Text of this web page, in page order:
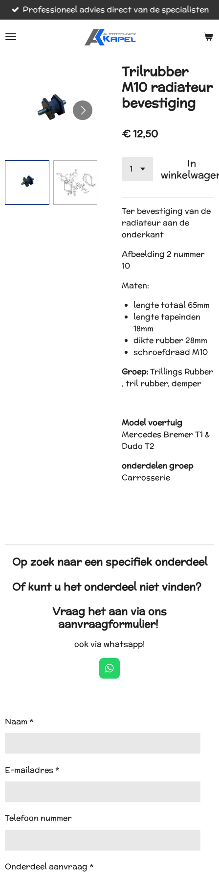
Ga
direct
naar
Professioneel advies direct van de specialisten
Trilrubber
M10 radiateur
bevestiging
€ 12,50
In
Ter bevestiging van de
radiateur aan de
onderkant
Afbeelding 2 nummer
10
Maten:
lengte totaal 65mm
lengte tapeinden
18mm
dikte rubber 28mm
schroefdraad M10
Groep:Trillings Rubber
, tril rubber, demper
Model voertuig
Mercedes Bremer T1 &
Dudo T2
onderdelen groep
Carrosserie
Op zoek naar een specifiek onderdeel
Of kunt u het onderdeel niet vinden?
Vraag het aan via ons
aanvraagformulier!
ook via whatsapp!
W
h
Naam *
E-mailadres *
Telefoon nummer
Onderdeel aanvraag *